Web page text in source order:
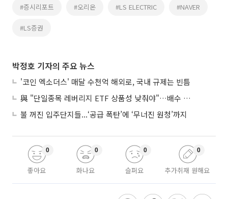
#증시리포트 #오리온 #LS ELECTRIC #NAVER
#LS증권
박정호 기자의 주요 뉴스
'코인 엑소더스' 매달 수천억 해외로, 국내 규제는 빈틈
與 "단일종목 레버리지 ETF 상품성 낮춰야"…배수 조정안도 거론
불 꺼진 입주단지들...‘공급 폭탄’에 ‘무너진 원청’까지
좋아요
0
화나요
0
슬퍼요
0
추가취재 원해요
0